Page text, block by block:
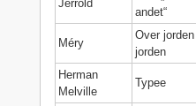
Jerrold
andet“
Méry
Over
jorden
Herman
Melville
Typee